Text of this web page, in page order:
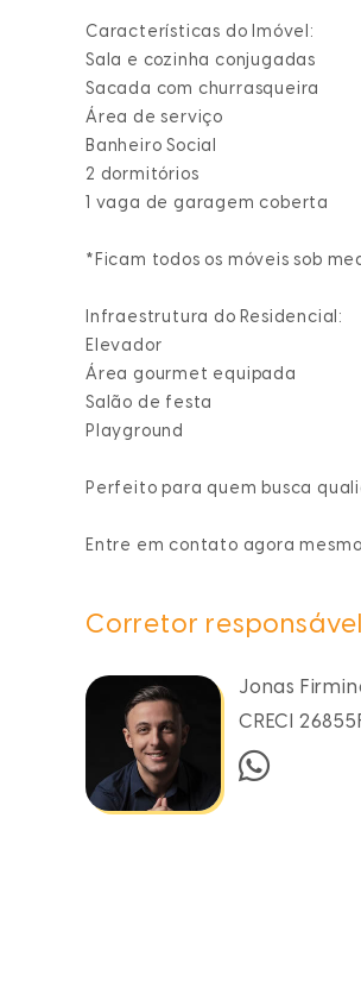
Características do Imóvel:
Sala e cozinha conjugadas
Sacada com churrasqueira
Área de serviço
Banheiro Social
2 dormitórios
1 vaga de garagem coberta
*Ficam todos os móveis sob
Infraestrutura do Residencial:
Elevador
Área gourmet equipada
Salão de festa
Playground
Perfeito para quem busca
Entre em contato agora
Corretor responsável
Jonas
CRECI